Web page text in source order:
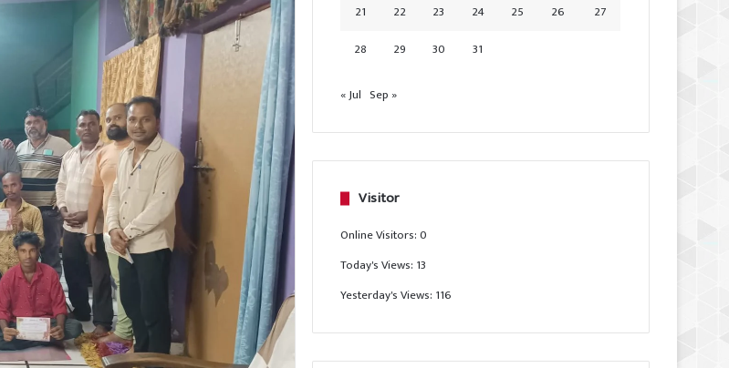
21 22 23 24 25 26
27
28
29 30 31
« Jul Sep »
Visitor
Online Visitors:0
Today's Views: 13
Yesterday's Views: 116